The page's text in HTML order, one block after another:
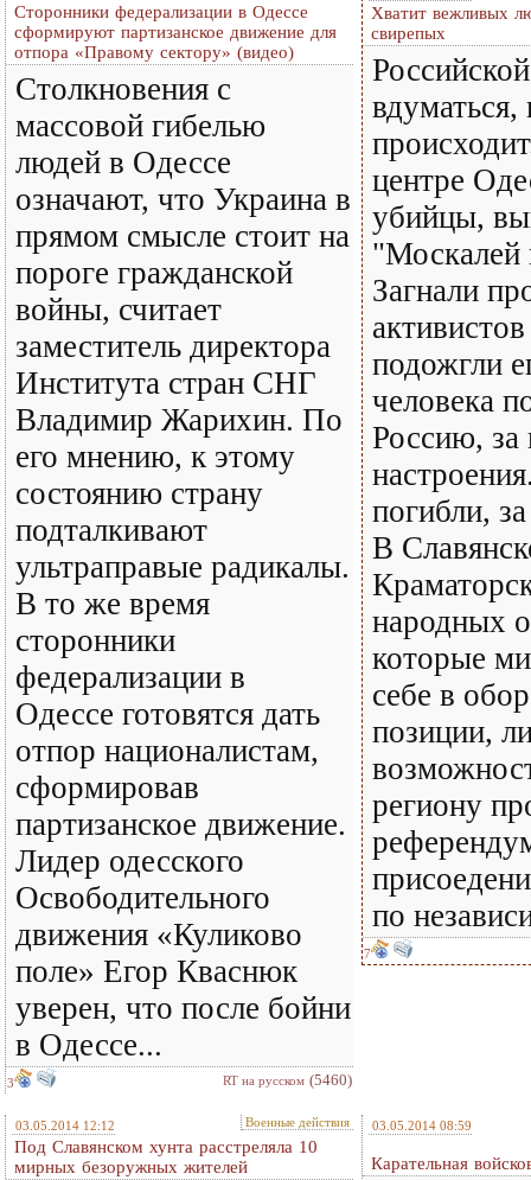
Сторонники федерализации в Одессе
сформируют партизанское движение для
отпора «Правому сектору» (видео)
Столкновения с
массовой гибелью
людей в Одессе
означают, что Украина в
прямом смысле стоит на
пороге гражданской
войны, считает
заместитель директора
Института стран СНГ
Владимир Жарихин. По
его мнению, к этому
состоянию страну
подталкивают
ультраправые радикалы.
В то же время
сторонники
федерализации в
Одессе готовятся дать
отпор националистам,
сформировав
партизанское движение.
Лидер одесского
Освободительного
движения «Куликово
поле» Егор Кваснюк
уверен, что после бойни
в Одессе...
3 RT на русском (5460)
Хватит вежливых
свирепых
вдуматься,
центре
убийцы,
Загнали
подожгли
человека
Россию, за
погибли,
В
народных
которые
себе в
позиции,
региону
по
7
03.05.2014 12:12 Военные действия
Под Славянском хунта расстреляла 10
мирных безоружных жителей
03.05.2014 08:59
Карательная